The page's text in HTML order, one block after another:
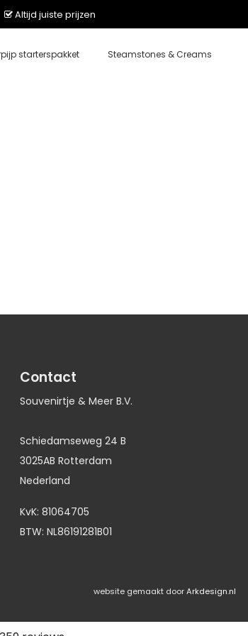
Altijd juiste prijzen
starterspakket Steamstones & Creams
Contact
Souvenirtje & Meer B.V.
Schiedamseweg 24 B
3025AB Rotterdam
Nederland
KvK: 81064705
BTW: NL86191281B01
website gemaakt doorArkdesign.nl